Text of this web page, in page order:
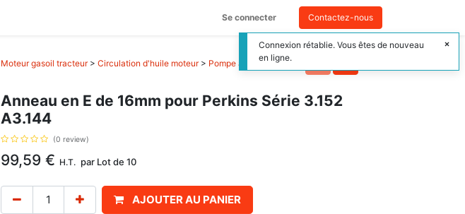
Se connecter Contactez-nous
Moteur gasoil tracteur> Circulation d'huile moteur> Pompe à huile tracteur
Anneau en E de 16mm pour Perkins Série 3.152
A3.144
(0 review)
99,59 € H.T. par Lot de 10
AJOUTER AU PANIER
Connexion rétablie. Vous êtes de nouveau
en ligne.